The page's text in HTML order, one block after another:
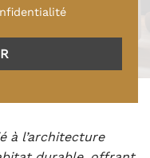
à l’architecture